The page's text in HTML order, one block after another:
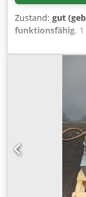
Zustand: gut
funktionsfähig,
mit
besichtigt